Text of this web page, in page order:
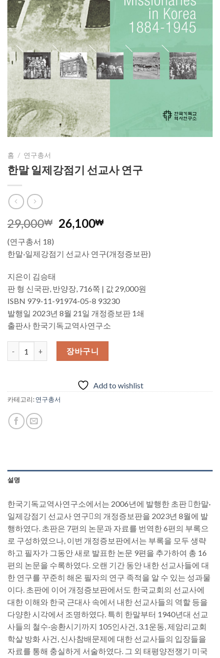
홈 / 연구총서
한말 일제강점기 선교사 연구
29,000₩ 원
격:
26,100₩현
격:
(연구총서 18)
한말·일제강점기 선교사 연구(개정증보판)
지은이 김승태
판 형 신국판, 반양장, 716쪽 | 값 29,000원
ISBN 979-11-91974-05-8 93230
발행일 2023년 8월 21일 개정증보판 1쇄
출판사 한국기독교역사연구소
한말 일제강점기 선교사 연구 수량
장바구니
Add to wishlist
카테고리:연구총서
설명
한국기독교역사연구소에서는 2006년에 발행한 초판 󰡔한말·
일제강점기 선교사 연구󰡕의 개정증보판을 2023년 8월에 발
행하였다. 초판은 7편의 논문과 자료를 번역한 6편의 부록으
로 구성하였으나, 이번 개정증보판에서는 부록을 모두 생략
하고 필자가 그동안 새로 발표한 논문 9편을 추가하여 총 16
편의 논문을 수록하였다. 오랜 기간 동안 내한 선교사들에 대
한 연구를 꾸준히 해온 필자의 연구 족적을 알 수 있는 성과물
이다. 초판에 이어 개정증보판에서도 한국교회의 선교사에
대한 이해와 한국 근대사 속에서 내한 선교사들의 역할 등을
다양한 시각에서 조명하였다. 특히 한말부터 1940년대 선교
사들의 철수·송환시기까지 105인사건, 3.1운동, 제암리교회
학살 방화 사건, 신사참배문제에 대한 선교사들의 입장들을
자료를 통해 충실하게 서술하였다. 그 외 태평양전쟁기 미국